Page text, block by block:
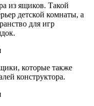
из ящиков. Такой
детской комнаты, а
для игр
которые также
конструктора.